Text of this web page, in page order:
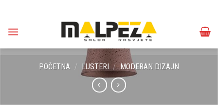
content
POČETNA / LUSTERI / MODERAN DIZAJN